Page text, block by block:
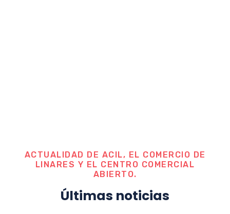
ACTUALIDAD DE ACIL, EL COMERCIO DE
LINARES Y EL CENTRO COMERCIAL
ABIERTO.
Últimas noticias